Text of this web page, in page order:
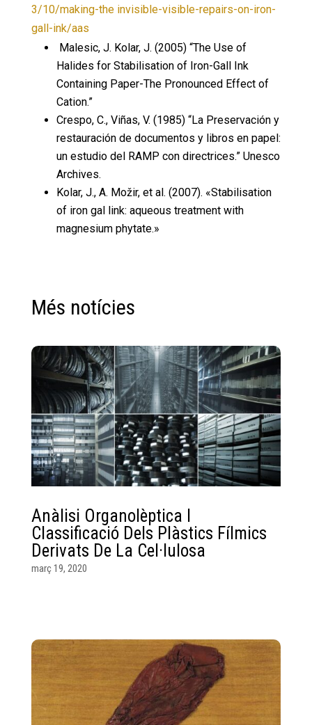
3/10/making-the invisible-visible-repairs-on-iron-
gall-ink/aas
Malesic, J. Kolar, J. (2005) “The Use of
Halides for Stabilisation of Iron-Gall Ink
Containing Paper-The Pronounced Effect of
Cation.”
Crespo, C., Viñas, V. (1985) “La Preservación y
restauración de documentos y libros en papel:
un estudio del RAMP con directrices.” Unesco
Archives.
Kolar, J., A. Možir, et al. (2007). «Stabilisation
of iron gal link: aqueous treatment with
magnesium phytate.»
Més notícies
Anàlisi Organolèptica I
Classificació Dels Plàstics Fílmics
Derivats De La Cel·lulosa
març 19, 2020